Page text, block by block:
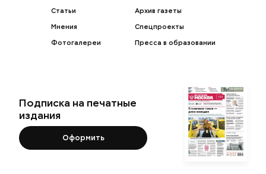
Статьи
Мнения
Фотогалереи
Архив газеты
Спецпроекты
Пресса в образовании
Подписка на печатные
издания
Оформить